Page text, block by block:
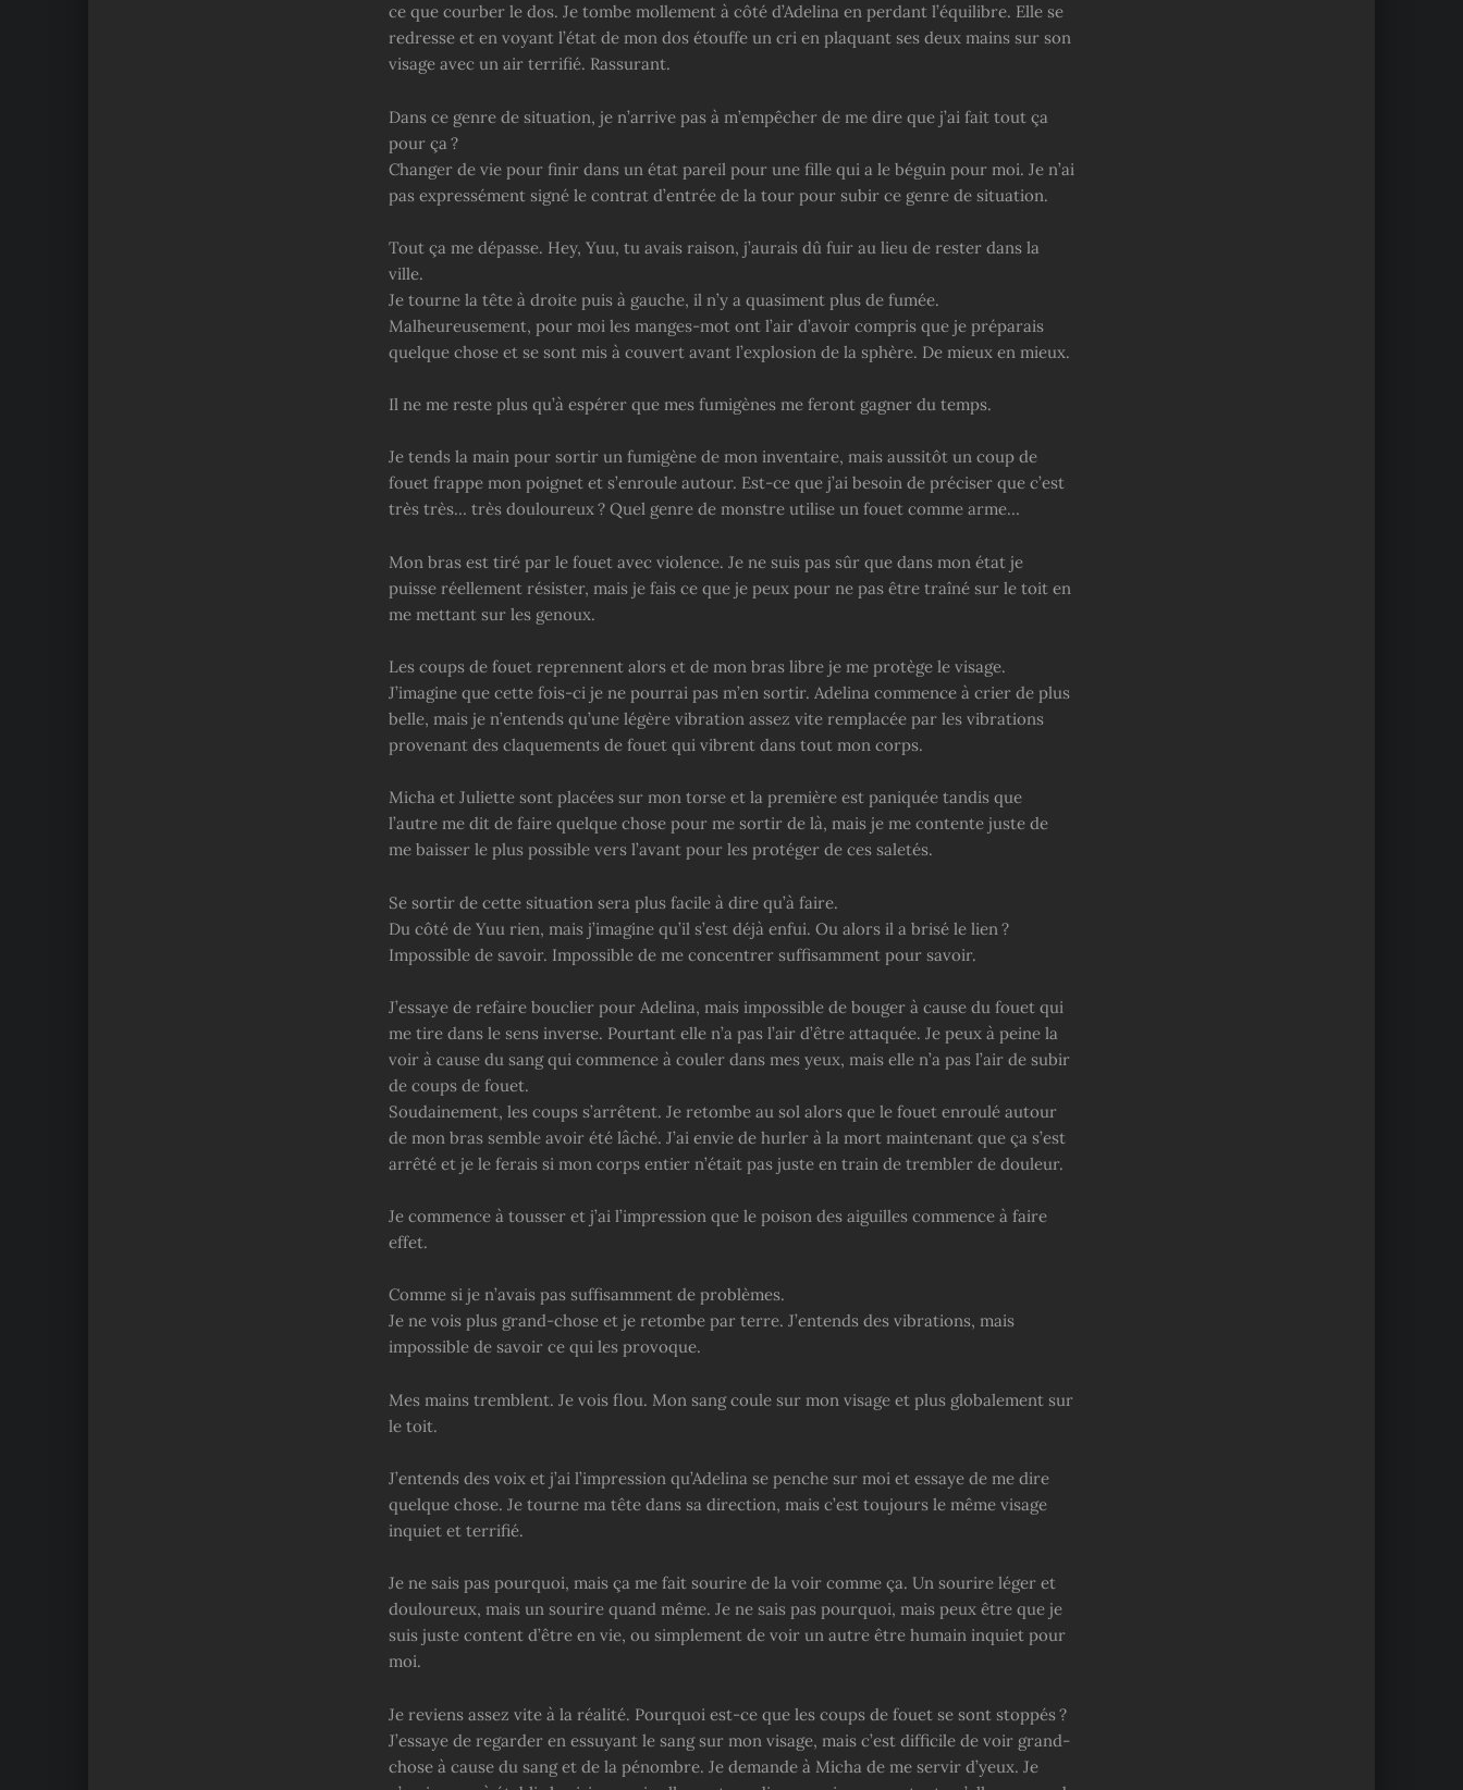
ce que courber le dos. Je tombe mollement à côté d’Adelina en perdant l’équilibre. Elle se
redresse et en voyant l’état de mon dos étouffe un cri en plaquant ses deux mains sur son
visage avec un air terrifié. Rassurant.
Dans ce genre de situation, je n’arrive pas à m’empêcher de me dire que j’ai fait tout ça
pour ça ?
Changer de vie pour finir dans un état pareil pour une fille qui a le béguin pour moi. Je n’ai
pas expressément signé le contrat d’entrée de la tour pour subir ce genre de situation.
Tout ça me dépasse. Hey, Yuu, tu avais raison, j’aurais dû fuir au lieu de rester dans la
ville.
Je tourne la tête à droite puis à gauche, il n’y a quasiment plus de fumée.
Malheureusement, pour moi les manges-mot ont l’air d’avoir compris que je préparais
quelque chose et se sont mis à couvert avant l’explosion de la sphère. De mieux en mieux.
Il ne me reste plus qu’à espérer que mes fumigènes me feront gagner du temps.
Je tends la main pour sortir un fumigène de mon inventaire, mais aussitôt un coup de
fouet frappe mon poignet et s’enroule autour. Est-ce que j’ai besoin de préciser que c’est
très très… très douloureux ? Quel genre de monstre utilise un fouet comme arme…
Mon bras est tiré par le fouet avec violence. Je ne suis pas sûr que dans mon état je
puisse réellement résister, mais je fais ce que je peux pour ne pas être traîné sur le toit en
me mettant sur les genoux.
Les coups de fouet reprennent alors et de mon bras libre je me protège le visage.
J’imagine que cette fois-ci je ne pourrai pas m’en sortir. Adelina commence à crier de plus
belle, mais je n’entends qu’une légère vibration assez vite remplacée par les vibrations
provenant des claquements de fouet qui vibrent dans tout mon corps.
Micha et Juliette sont placées sur mon torse et la première est paniquée tandis que
l’autre me dit de faire quelque chose pour me sortir de là, mais je me contente juste de
me baisser le plus possible vers l’avant pour les protéger de ces saletés.
Se sortir de cette situation sera plus facile à dire qu’à faire.
Du côté de Yuu rien, mais j’imagine qu’il s’est déjà enfui. Ou alors il a brisé le lien ?
Impossible de savoir. Impossible de me concentrer suffisamment pour savoir.
J’essaye de refaire bouclier pour Adelina, mais impossible de bouger à cause du fouet qui
me tire dans le sens inverse. Pourtant elle n’a pas l’air d’être attaquée. Je peux à peine la
voir à cause du sang qui commence à couler dans mes yeux, mais elle n’a pas l’air de subir
de coups de fouet.
Soudainement, les coups s’arrêtent. Je retombe au sol alors que le fouet enroulé autour
de mon bras semble avoir été lâché. J’ai envie de hurler à la mort maintenant que ça s’est
arrêté et je le ferais si mon corps entier n’était pas juste en train de trembler de douleur.
Je commence à tousser et j’ai l’impression que le poison des aiguilles commence à faire
effet.
Comme si je n’avais pas suffisamment de problèmes.
Je ne vois plus grand-chose et je retombe par terre. J’entends des vibrations, mais
impossible de savoir ce qui les provoque.
Mes mains tremblent. Je vois flou. Mon sang coule sur mon visage et plus globalement sur
le toit.
J’entends des voix et j’ai l’impression qu’Adelina se penche sur moi et essaye de me dire
quelque chose. Je tourne ma tête dans sa direction, mais c’est toujours le même visage
inquiet et terrifié.
Je ne sais pas pourquoi, mais ça me fait sourire de la voir comme ça. Un sourire léger et
douloureux, mais un sourire quand même. Je ne sais pas pourquoi, mais peux être que je
suis juste content d’être en vie, ou simplement de voir un autre être humain inquiet pour
moi.
Je reviens assez vite à la réalité. Pourquoi est-ce que les coups de fouet se sont stoppés ?
J’essaye de regarder en essuyant le sang sur mon visage, mais c’est difficile de voir grand-
chose à cause du sang et de la pénombre. Je demande à Micha de me servir d’yeux. Je